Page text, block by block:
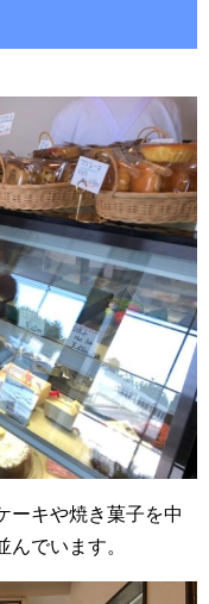
ーキや焼き菓子を中
でいます。